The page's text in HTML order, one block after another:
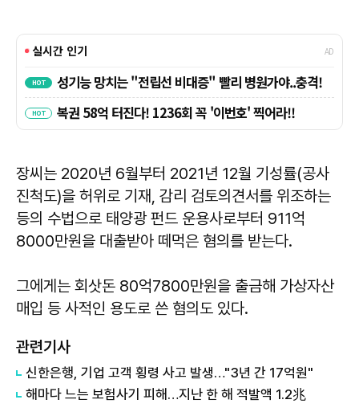
장씨는 2020년 6월부터 2021년 12월 기성률(공사
진척도)을 허위로 기재, 감리 검토의견서를 위조하는
등의 수법으로 태양광 펀드 운용사로부터 911억
8000만원을 대출받아 떼먹은 혐의를 받는다.
그에게는 회삿돈 80억7800만원을 출금해 가상자산
매입 등 사적인 용도로 쓴 혐의도 있다.
관련기사
신한은행, 기업 고객 횡령 사고 발생…"3년 간 17억원"
해마다 느는 보험사기 피해…지난 한 해 적발액 1.2兆